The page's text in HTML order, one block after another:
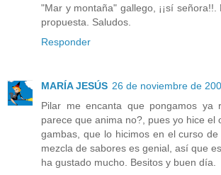
"Mar y montaña" gallego, ¡¡sí
propuesta. Saludos.
Responder
MARÍA JESÚS 26 de noviembre de
Pilar me encanta que pongamos ya
parece que anima no?, pues yo hice el
gambas, que lo hicimos en el curso
mezcla de sabores es genial, así que
ha gustado mucho. Besitos y buen día.